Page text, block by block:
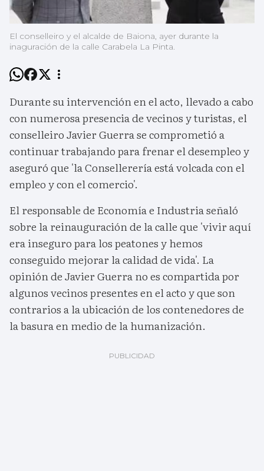
El conselleiro y el alcalde de Baiona, ayer durante la
inaguración de la calle Carabela La Pinta.
Durante su intervención en el acto, llevado a cabo
con numerosa presencia de vecinos y turistas, el
conselleiro Javier Guerra se comprometió a
continuar trabajando para frenar el desempleo y
aseguró que 'la Consellerería está volcada con el
empleo y con el comercio'.
El responsable de Economía e Industria señaló
sobre la reinauguración de la calle que 'vivir aquí
era inseguro para los peatones y hemos
conseguido mejorar la calidad de vida'. La
opinión de Javier Guerra no es compartida por
algunos vecinos presentes en el acto y que son
contrarios a la ubicación de los contenedores de
la basura en medio de la humanización.